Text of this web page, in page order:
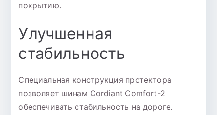
покрытию.
Улучшенная
стабильность
Специальная конструкция протектора
позволяет шинам Cordiant Comfort-2
обеспечивать стабильность на дороге.